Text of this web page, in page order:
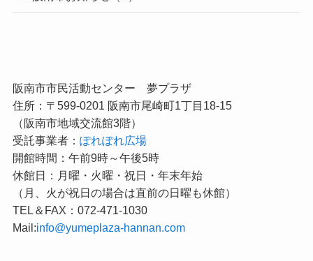
阪南市市民活動センター 夢プラザ
住所：〒599-0201 阪南市尾崎町1丁目18-15
（阪南市地域交流館3階）
受託事業者： ぽれぽれ広場
開館時間：午前9時～午後5時
休館日：月曜・火曜・祝日・年末年始
（月、火が祝日の場合は直前の日曜も休館）
TEL＆FAX：072-471-1030
Mail:info@yumeplaza-hannan.com